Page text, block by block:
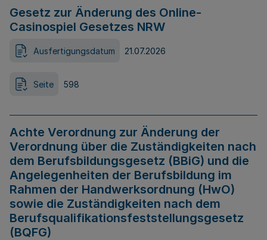
Gesetz zur Änderung des Online-
Casinospiel Gesetzes NRW
Ausfertigungsdatum 21.07.2026
Seite 598
Achte Verordnung zur Änderung der
Verordnung über die Zuständigkeiten nach
dem Berufsbildungsgesetz (BBiG) und die
Angelegenheiten der Berufsbildung im
Rahmen der Handwerksordnung (HwO)
sowie die Zuständigkeiten nach dem
Berufsqualifikationsfeststellungsgesetz
(BQFG)